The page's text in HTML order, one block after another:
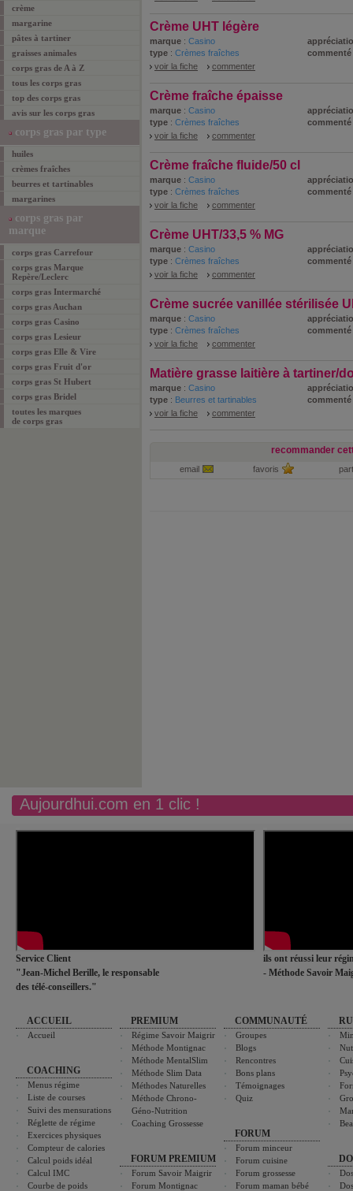
crème
margarine
pâtes à tartiner
graisses animales
corps gras de A à Z
tous les corps gras
top des corps gras
avis sur les corps gras
corps gras par type
huiles
crèmes fraîches
beurres et tartinables
margarines
corps gras par
marque
corps gras Carrefour
corps gras Marque
Repère/Leclerc
corps gras Intermarché
corps gras Auchan
corps gras Casino
corps gras Lesieur
corps gras Elle & Vire
corps gras Fruit d'or
corps gras St Hubert
corps gras Bridel
toutes les marques
de corps gras
Crème UHT légère
marque : Casino
type : Crèmes fraîches
voir la fiche
commenter
Crème fraîche épaisse
marque : Casino
type : Crèmes fraîches
voir la fiche
commenter
Crème fraîche fluide/50 cl
marque : Casino
type : Crèmes fraîches
voir la fiche
commenter
Crème UHT/33,5 % MG
marque : Casino
type : Crèmes fraîches
voir la fiche
commenter
Crème sucrée vanillée stérilisée
marque : Casino
type : Crèmes fraîches
voir la fiche
commenter
Matière grasse laitière à tartiner/
marque : Casino
type : Beurres et tartinables
voir la fiche
commenter
recommander
email favoris
Aujourdhui.com en 1 clic !
Service Client
"Jean-Michel Berille, le responsable
des télé-conseillers."
ils ont réussi leur
- Méthode Savoir
ACCUEIL
Accueil
COACHING
Menus régime
Liste de courses
Suivi des mensurations
Réglette de régime
Exercices physiques
Compteur de calories
Calcul poids idéal
Calcul IMC
Courbe de poids
PREMIUM
Régime Savoir Maigrir
Méthode Montignac
Méthode MentalSlim
Méthode Slim Data
Méthodes Naturelles
Méthode Chrono-
Géno-Nutrition
Coaching Grossesse
FORUM PREMIUM
Forum Savoir Maigrir
Forum Montignac
COMMUNAUTÉ
Groupes
Blogs
Rencontres
Bons plans
Témoignages
Quiz
FORUM
Forum minceur
Forum cuisine
Forum grossesse
Forum maman bébé